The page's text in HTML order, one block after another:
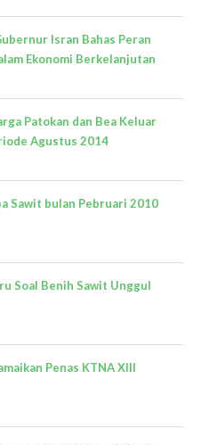
Isran Bahas Peran
Ekonomi Berkelanjutan
Patokan dan Bea Keluar
Agustus 2014
Sawit bulan Pebruari 2010
Soal Benih Sawit Unggul
Penas KTNA XIII